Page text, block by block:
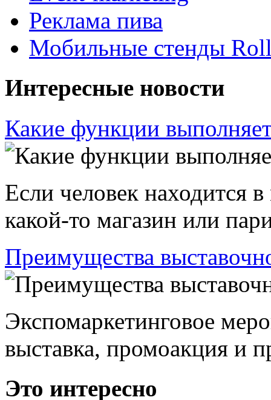
Реклама пива
Мобильные стенды
Интересные новости
Какие функции
Если человек находится
какой-то магазин или
Преимущества
Экспомаркетинговое
выставка, промоакция и
Это интересно